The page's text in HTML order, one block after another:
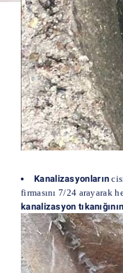
Kanalizasyonların
firmasını 7/24 arayarak
kanalizasyon tıkanığının